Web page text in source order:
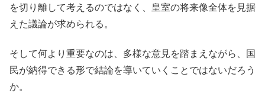
を切り離して考えるのではなく、皇室の将来像全体を見据
えた議論が求められる。
そして何より重要なのは、多様な意見を踏まえながら、国
民が納得できる形で結論を導いていくことではないだろう
か。